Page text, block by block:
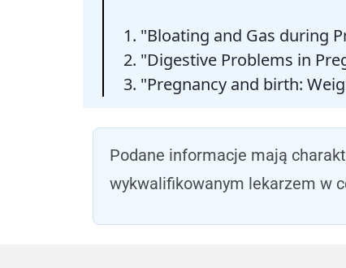
1. "Bloating and Gas during
2. "Digestive Problems in
3. "Pregnancy and birth:
Podane informacje mają
wykwalifikowanym lekarzem w